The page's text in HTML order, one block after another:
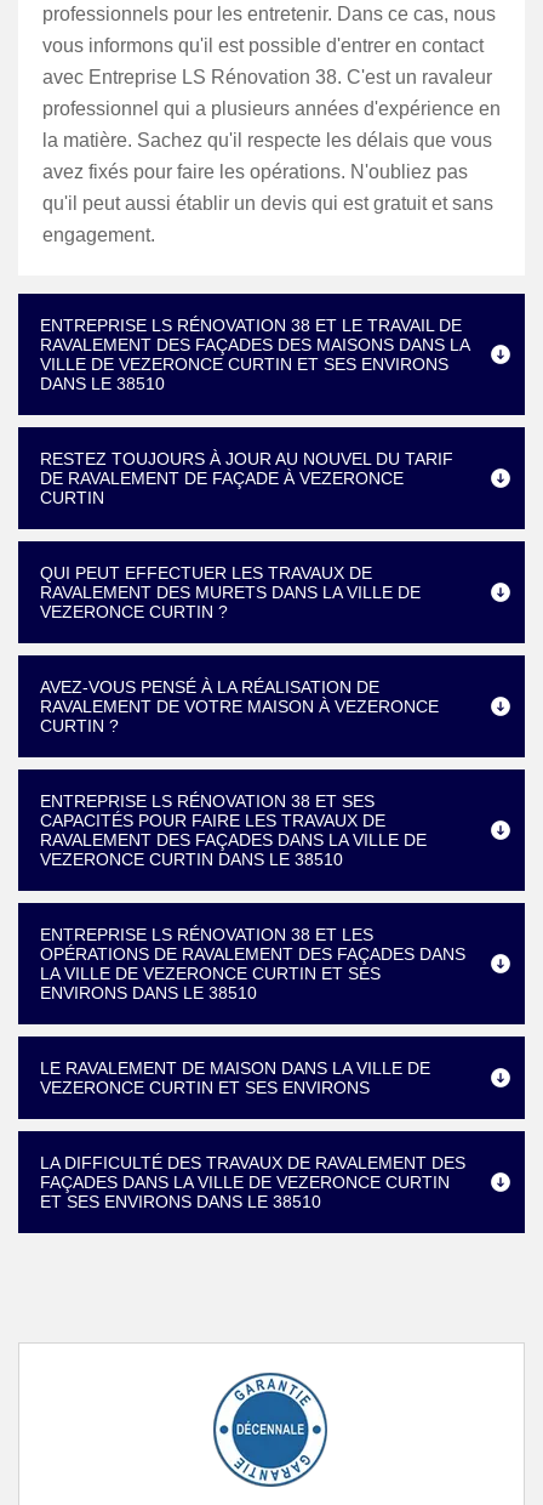
professionnels pour les entretenir. Dans ce cas, nous
vous informons qu'il est possible d'entrer en contact
avec Entreprise LS Rénovation 38. C'est un ravaleur
professionnel qui a plusieurs années d'expérience en
la matière. Sachez qu'il respecte les délais que vous
avez fixés pour faire les opérations. N'oubliez pas
qu'il peut aussi établir un devis qui est gratuit et sans
engagement.
ENTREPRISE LS RÉNOVATION 38 ET LE TRAVAIL DE
RAVALEMENT DES FAÇADES DES MAISONS DANS LA
VILLE DE VEZERONCE CURTIN ET SES ENVIRONS
DANS LE 38510
RESTEZ TOUJOURS À JOUR AU NOUVEL DU TARIF
DE RAVALEMENT DE FAÇADE À VEZERONCE
CURTIN
QUI PEUT EFFECTUER LES TRAVAUX DE
RAVALEMENT DES MURETS DANS LA VILLE DE
VEZERONCE CURTIN ?
AVEZ-VOUS PENSÉ À LA RÉALISATION DE
RAVALEMENT DE VOTRE MAISON À VEZERONCE
CURTIN ?
ENTREPRISE LS RÉNOVATION 38 ET SES
CAPACITÉS POUR FAIRE LES TRAVAUX DE
RAVALEMENT DES FAÇADES DANS LA VILLE DE
VEZERONCE CURTIN DANS LE 38510
ENTREPRISE LS RÉNOVATION 38 ET LES
OPÉRATIONS DE RAVALEMENT DES FAÇADES DANS
LA VILLE DE VEZERONCE CURTIN ET SES
ENVIRONS DANS LE 38510
LE RAVALEMENT DE MAISON DANS LA VILLE DE
VEZERONCE CURTIN ET SES ENVIRONS
LA DIFFICULTÉ DES TRAVAUX DE RAVALEMENT DES
FAÇADES DANS LA VILLE DE VEZERONCE CURTIN
ET SES ENVIRONS DANS LE 38510